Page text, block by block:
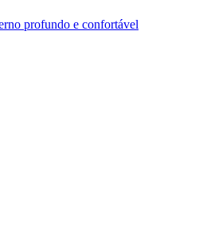
profundo e confortável